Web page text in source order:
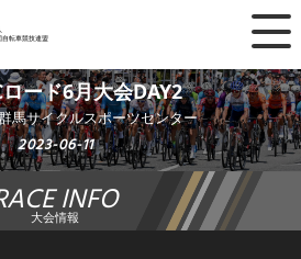
自転車競技連盟
×
ニュース
ース日程
ンキング
ロード6月大会DAY2
馬サイクルスポーツセンター
2023-06-11
INFO
大会情報